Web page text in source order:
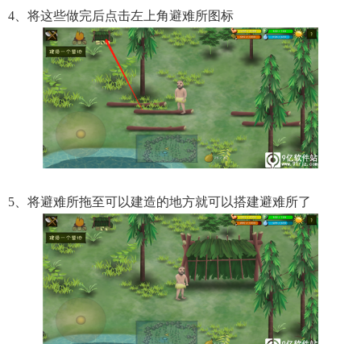
4、将这些做完后点击左上角避难所图标
5、将避难所拖至可以建造的地方就可以搭建避难所了